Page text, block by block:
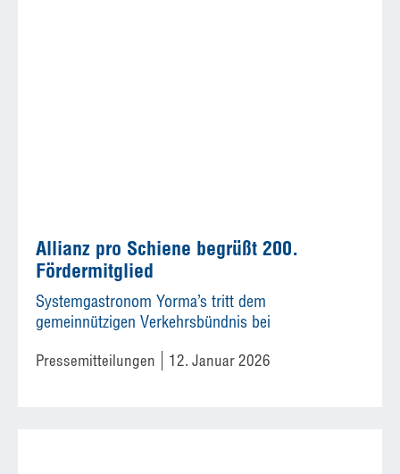
Allianz pro Schiene begrüßt 200.
Fördermitglied
Systemgastronom Yorma’s tritt dem
gemeinnützigen Verkehrsbündnis bei
Pressemitteilungen 12. Januar 2026